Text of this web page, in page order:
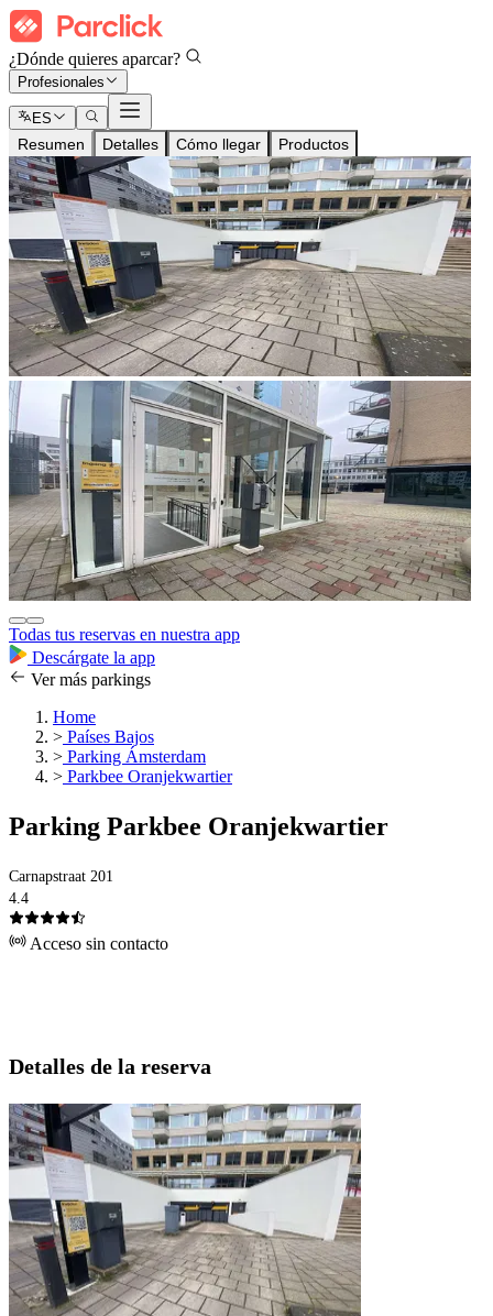
¿Dónde quieres aparcar?
Profesionales
ES
Resumen Detalles Cómo llegar Productos
Todas tus reservas en nuestra app
Descárgate la app
Ver más parkings
Home
> Países Bajos
> Parking Ámsterdam
> Parkbee Oranjekwartier
Parking Parkbee Oranjekwartier
Carnapstraat 201
4.4
Acceso sin contacto
Detalles de la reserva